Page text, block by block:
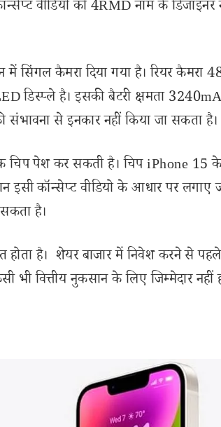
वीडियो को 4RMD नाम के डिजाइनर
सिंगल कैमरा दिया गया है। रियर कैमरा
डिस्प्ले है। इसकी बैटरी क्षमता
से इनकार नहीं किया जा सकता है।
चिप पेश कर सकती है। चिप iPhone 15
इसी कॉन्सेप्ट वीडियो के आधार पर लगाए
है।
है। शेयर बाजार में निवेश करने से
वित्तीय नुकसान के लिए जिम्मेदार नहीं